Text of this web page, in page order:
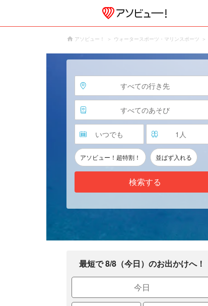
アソビュー！ ウォータースポーツ・マリンスポーツ
すべての行き先
すべてのあそび
いつでも 1 人
アソビュー！超特割！ 並ばず入れる
検索する
最短で 8/8（今日）のお出かけへ！
今日